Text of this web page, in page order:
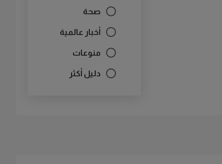
صحة
أخبار عالمية
منوعات
دليل أكثر